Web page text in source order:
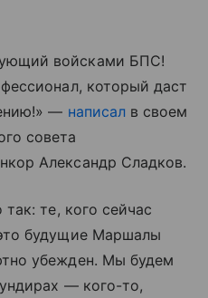
войсками БПС!
который даст
— написалв своем
совета
Александр Сладков.
те, кого сейчас
будущие Маршалы
убежден. Мы будем
— кого-то,